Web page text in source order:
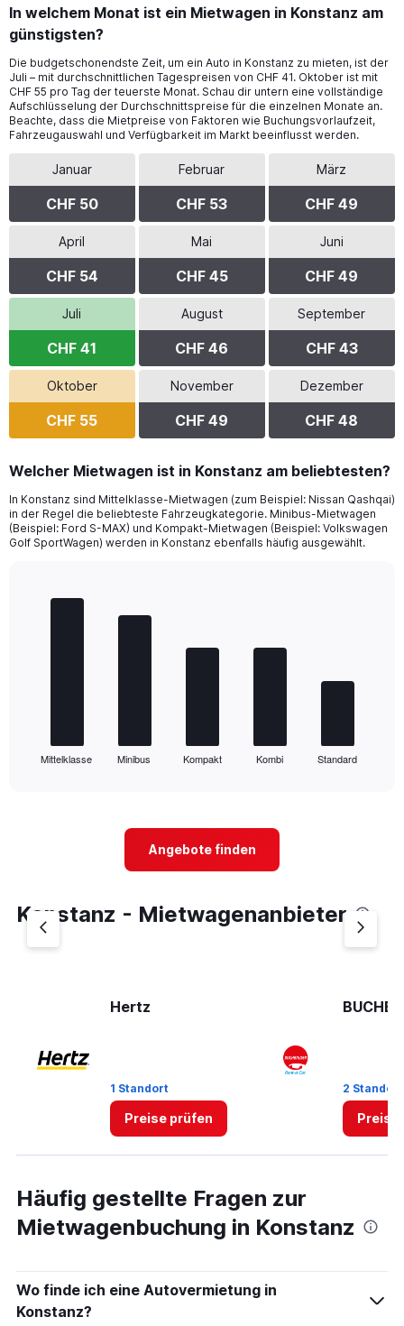
In welchem Monat ist ein Mietwagen in Konstanz am
günstigsten?
Die budgetschonendste Zeit, um ein Auto in Konstanz zu mieten, ist der
Juli – mit durchschnittlichen Tagespreisen von CHF 41. Oktober ist mit
CHF 55 pro Tag der teuerste Monat. Schau dir untern eine vollständige
Aufschlüsselung der Durchschnittspreise für die einzelnen Monate an.
Beachte, dass die Mietpreise von Faktoren wie Buchungsvorlaufzeit,
Fahrzeugauswahl und Verfügbarkeit im Markt beeinflusst werden.
Januar
CHF 50
Februar
CHF 53
März
CHF 49
April
CHF 54
Mai
CHF 45
Juni
CHF 49
Juli
CHF 41
August
CHF 46
September
CHF 43
Oktober
CHF 55
November
CHF 49
Dezember
CHF 48
Welcher Mietwagen ist in Konstanz am beliebtesten?
In Konstanz sind Mittelklasse-Mietwagen (zum Beispiel: Nissan Qashqai)
in der Regel die beliebteste Fahrzeugkategorie. Minibus-Mietwagen
(Beispiel: Ford S-MAX) und Kompakt-Mietwagen (Beispiel: Volkswagen
Golf SportWagen) werden in Konstanz ebenfalls häufig ausgewählt.
has
Y
30.
Mittelklasse Minibus Kompakt Kombi Standard
End
Angebote finden
Konstanz - Mietwagenanbieter
Hertz
1 Standort
Preise prüfen
2
Preise
Häufig gestellte Fragen zur
Mietwagenbuchung in Konstanz
Wo finde ich eine Autovermietung in
Konstanz?